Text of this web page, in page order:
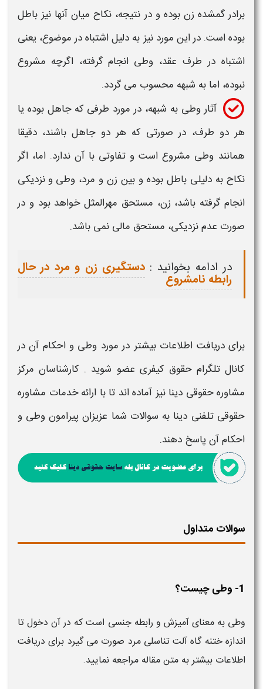
برادر گمشده زن بوده و در نتیجه، نکاح میان آنها نیز باطل
بوده است. در این مورد نیز به دلیل اشتباه در موضوع، یعنی
اشتباه در طرف عقد، وطی انجام گرفته، اگرچه مشروع
نبوده، اما به شبهه محسوب می گردد.
آثار وطی به شبهه، در مورد طرفی که جاهل بوده یا
هر دو طرف، در صورتی که هر دو جاهل باشند، دقیقا
همانند وطی مشروع است و تفاوتی با آن ندارد. اما، اگر
نکاح به دلیلی باطل بوده و بین زن و مرد، وطی و نزدیکی
انجام گرفته باشد، زن، مستحق مهرالمثل خواهد بود و در
صورت عدم نزدیکی، مستحق مالی نمی باشد.
در ادامه بخوانید : دستگیری زن و مرد در حال
رابطه نامشروع
برای دریافت اطلاعات بیشتر در مورد وطی و احکام آن در
کانال تلگرام حقوق کیفری عضو شوید . کارشناسان مرکز
مشاوره حقوقی دینا نیز آماده اند تا با ارائه خدمات مشاوره
حقوقی تلفنی دینا به سوالات شما عزیزان پیرامون وطی و
احکام آنپاسخ دهند.
سوالات متداول
1- وطی چیست؟
وطی به معنای آمیزش و رابطه جنسی است که در آن دخول تا
اندازه ختنه گاه آلت تناسلی مرد صورت می گیرد برای دریافت
اطلاعات بیشتر به متن مقاله مراجعه نمایید.